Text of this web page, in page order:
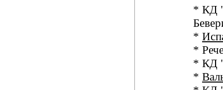
* КД
*
*
* КД
*